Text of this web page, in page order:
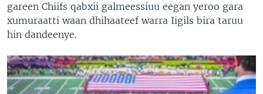
gareen Chiifs qabxii galmeessiuu eegan yeroo gara
xumuraatti waan dhihaateef warra Iigils bira taruu
hin dandeenye.